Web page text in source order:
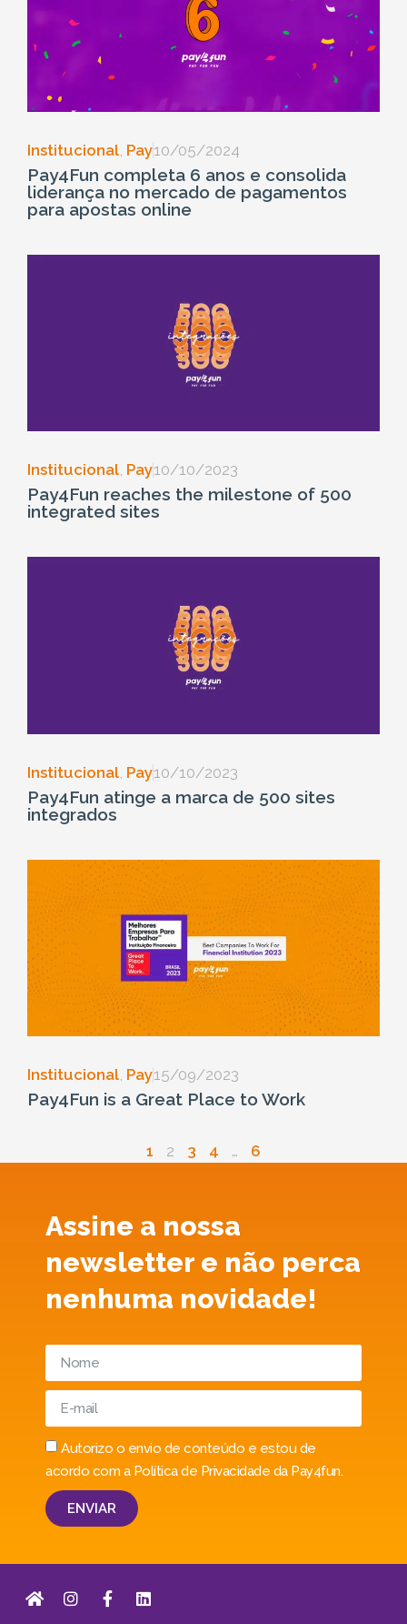
Institucional Pay10/05/2024
Pay4Fun completa 6 anos e consolida
liderança no mercado de pagamentos
para apostas online
Institucional, Pay10/10/2023
Pay4Fun reaches the milestone of 500
integrated sites
Institucional Pay10/10/2023
Pay4Fun atinge a marca de 500 sites
integrados
Institucional, Pay15/09/2023
Pay4Fun is a Great Place to Work
1 2 3 4 … 6
Assine a nossa
newsletter e não perca
nenhuma novidade!
Autorizo o envio de conteúdo e estou de
acordo com a Política de Privacidade da Pay4fun.
ENVIAR